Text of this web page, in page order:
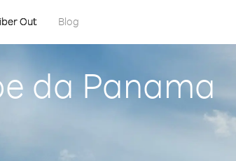
Out Blog
da Panama